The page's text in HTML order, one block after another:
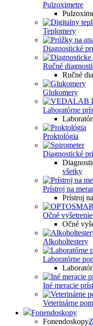
Pulzoximetre
Teplomery
Diagnostické
Ručné
Ručné
Glukomery
Laboratórne
Proktológia
Diagnostické
všetky
Prístroj na
Prístroj
Očné vyšetrenie
Očné
Alkoholtestery
Laboratórne
Iné meracie
Veterinárne
Fonendoskopy
Fonendoskopy